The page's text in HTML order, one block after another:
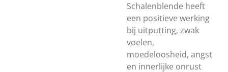
Schalenblende heeft
een positieve werking
bij uitputting, zwak
voelen,
moedeloosheid, angst
en innerlijke onrust